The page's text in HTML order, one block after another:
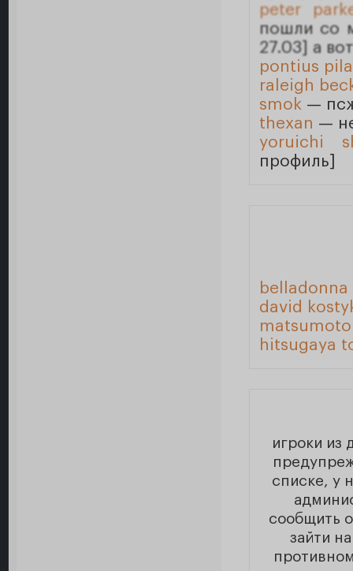
peter
пошли со
27.03] а
pontius
raleigh
smok —
thexan —
yoruichi
профиль]
david
matsumoto
hitsugaya
игроки из
списке, у
сообщить
зайти